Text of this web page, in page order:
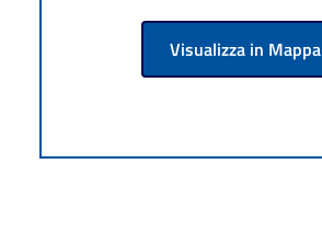
Visualizza in Mappa